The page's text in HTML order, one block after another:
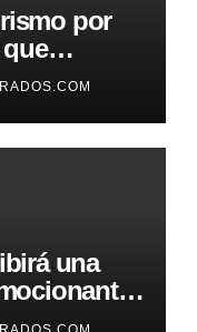
por
en la
una